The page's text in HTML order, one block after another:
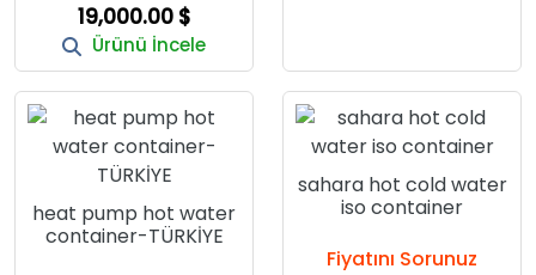
19,000.00 $
Ürünü İncele
heat pump hot water
container-TÜRKİYE
sahara hot cold water
iso container
Fiyatını Sorunuz